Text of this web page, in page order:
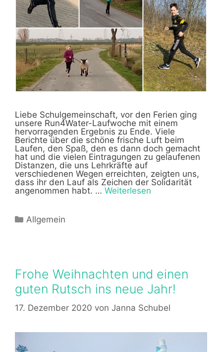
Liebe Schulgemeinschaft, vor den Ferien ging
unsere Run4Water-Laufwoche mit einem
hervorragenden Ergebnis zu Ende. Viele
Berichte über die schöne frische Luft beim
Laufen, den Spaß, den es dann doch gemacht
hat und die vielen Eintragungen zu gelaufenen
Distanzen, die uns Lehrkräfte auf
verschiedenen Wegen erreichten, zeigten uns,
dass ihr den Lauf als Zeichen der Solidarität
angenommen habt. … Weiterlesen
Kategorien
Allgemein
Frohe Weihnachten und einen
guten Rutsch ins neue Jahr!
17. Dezember 2020 von Janna Schubel